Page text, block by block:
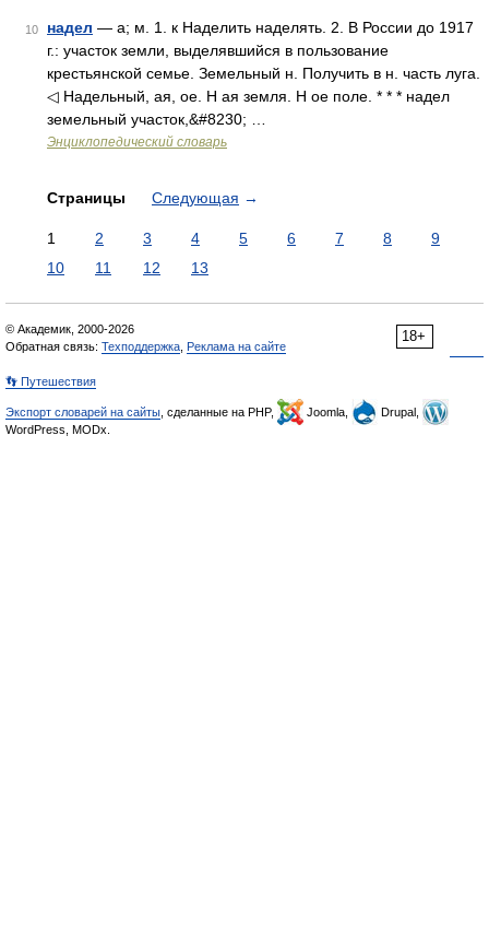
10 надел — а; м. 1. к Наделить наделять. 2. В России до 1917
г.: участок земли, выделявшийся в пользование
крестьянской семье. Земельный н. Получить в н. часть луга.
◁ Надельный, ая, ое. Н ая земля. Н ое поле. * * * надел
земельный участок,&#8230; …
Энциклопедический словарь
Страницы Следующая →
1 2 3 4 5 6 7 8
9
10
11 12 13
18+
© Академик, 2000-2026
Обратная связь: Техподдержка Реклама на сайте
👣 Путешествия
Экспорт словарей на сайты , сделанные на PHP, Joomla,
Drupal,
WordPress, MODx.